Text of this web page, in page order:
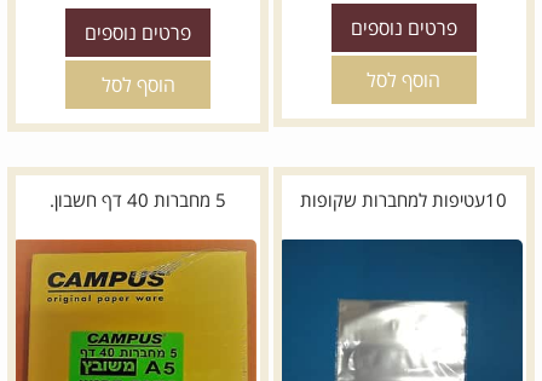
פרטים נוספים
הוסף לסל
פרטים נוספים
הוסף לסל
10עטיפות למחברות שקופות 5 מחברות 40 דף חשבון.